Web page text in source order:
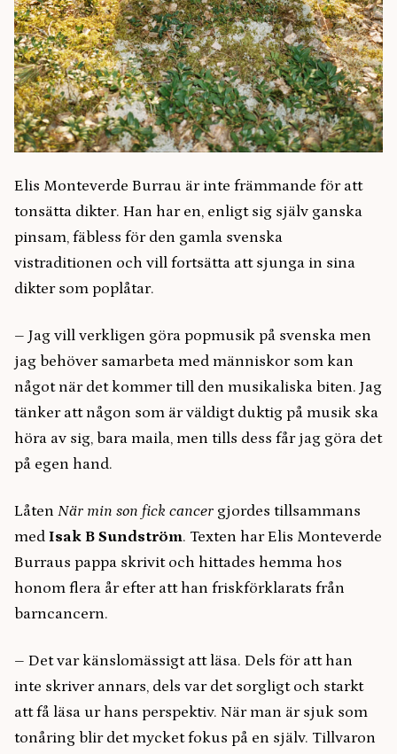
Elis Monteverde Burrau är inte främmande för att
tonsätta dikter. Han har en, enligt sig själv ganska
pinsam, fäbless för den gamla svenska
vistraditionen och vill fortsätta att sjunga in sina
dikter som poplåtar.
– Jag vill verkligen göra popmusik på svenska men
jag behöver samarbeta med människor som kan
något när det kommer till den musikaliska biten. Jag
tänker att någon som är väldigt duktig på musik ska
höra av sig, bara maila, men tills dess får jag göra det
på egen hand.
Låten När min son fick cancer gjordes tillsammans
med Isak B Sundström. Texten har Elis Monteverde
Burraus pappa skrivit och hittades hemma hos
honom flera år efter att han friskförklarats från
barncancern.
– Det var känslomässigt att läsa. Dels för att han
inte skriver annars, dels var det sorgligt och starkt
att få läsa ur hans perspektiv. När man är sjuk som
tonåring blir det mycket fokus på en själv. Tillvaron